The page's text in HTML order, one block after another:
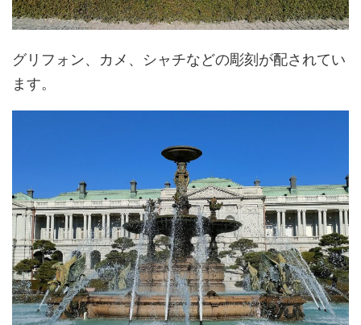
グリフォン、カメ、シャチなどの彫刻が配されてい
ます。